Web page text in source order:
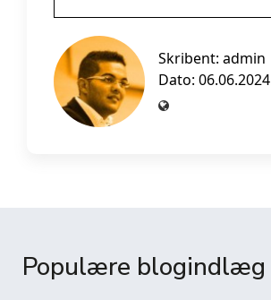
Skribent: admin
Dato: 06.06.2024
Populære blogindlæg